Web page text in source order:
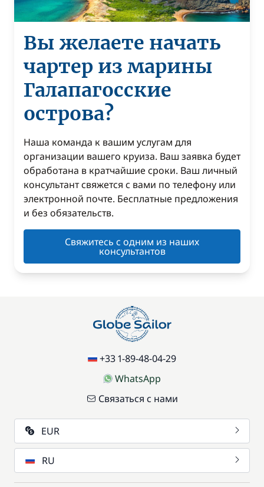
Вы желаете начать
чартер из марины
Галапагосские
острова?
Наша команда к вашим услугам для
организации вашего круиза. Ваш заявка будет
обработана в кратчайшие сроки. Ваш личный
консультант свяжется с вами по телефону или
электронной почте. Бесплатные предложения
и без обязательств.
Свяжитесь с одним из наших
консультантов
+33 1-89-48-04-29
WhatsApp
Связаться с нами
EUR
RU